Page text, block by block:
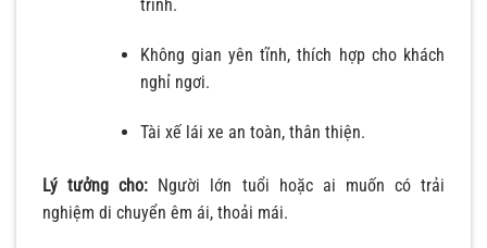
trình.
Không gian yên tĩnh, thích hợp cho khách
nghỉ ngơi.
Tài xế lái xe an toàn, thân thiện.
Lý tưởng cho: Người lớn tuổi hoặc ai muốn có trải
nghiệm di chuyển êm ái, thoải mái.